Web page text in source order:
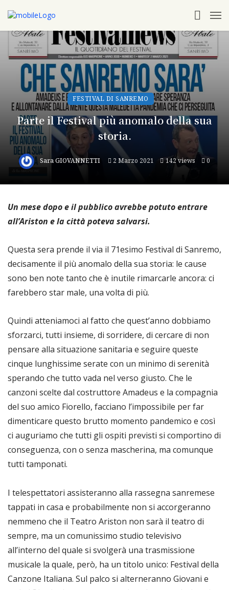
FESTIVAL DI SANREMO
Parte il Festival più anomalo della sua
storia.
Sara GIOVANNETTI 2 Marzo 2021 142 views 0
Un mese dopo e il pubblico avrebbe potuto entrare
all’Ariston e la città poteva salvarsi.
Questa sera prende il via il 71esimo Festival di Sanremo,
decisamente il più anomalo della sua storia: le cause
sono ben note tanto che è inutile rimarcarle ancora: ci
farebbero star male, una volta di più.
Quindi atteniamoci al fatto che quest’anno dobbiamo
sforzarci, tutti insieme, di sorridere, di cercare di non
pensare alla situazione sanitaria e seguire queste
cinque lunghissime serate con un minimo di serenità
sperando che tutto vada nel verso giusto. Che le
canzoni scelte dal costruttore Amadeus e la compagnia
del suo amico Fiorello, facciano l’impossibile per far
dimenticare questo brutto momento pandemico e così
ci auguriamo che tutti gli ospiti previsti si comportino di
conseguenza, con o senza mascherina, ma comunque
tutti tamponati.
I telespettatori assisteranno alla rassegna sanremese
tappati in casa e probabilmente non si accorgeranno
nemmeno che il Teatro Ariston non sarà il teatro di
sempre, ma un comunissimo studio televisivo
all’interno del quale si svolgerà una trasmissione
musicale la quale, però, ha un titolo unico: Festival della
Canzone Italiana. Sul palco si alterneranno Giovani e